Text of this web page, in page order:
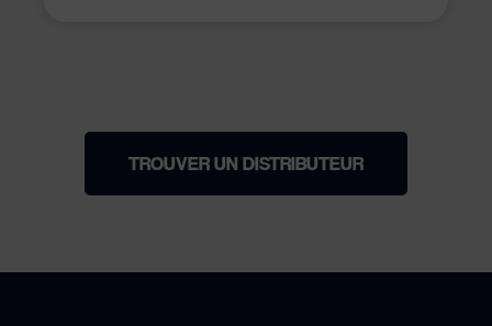
TROUVER UN DISTRIBUTEUR